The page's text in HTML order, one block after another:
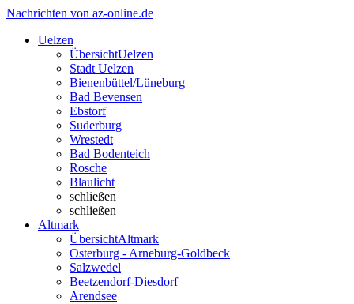
Nachrichten von az-online.de
Uelzen
ÜbersichtUelzen
Stadt Uelzen
Bienenbüttel/Lüneburg
Bad Bevensen
Ebstorf
Suderburg
Wrestedt
Bad Bodenteich
Rosche
Blaulicht
schließen
schließen
Altmark
ÜbersichtAltmark
Osterburg - Arneburg-Goldbeck
Salzwedel
Beetzendorf-Diesdorf
Arendsee